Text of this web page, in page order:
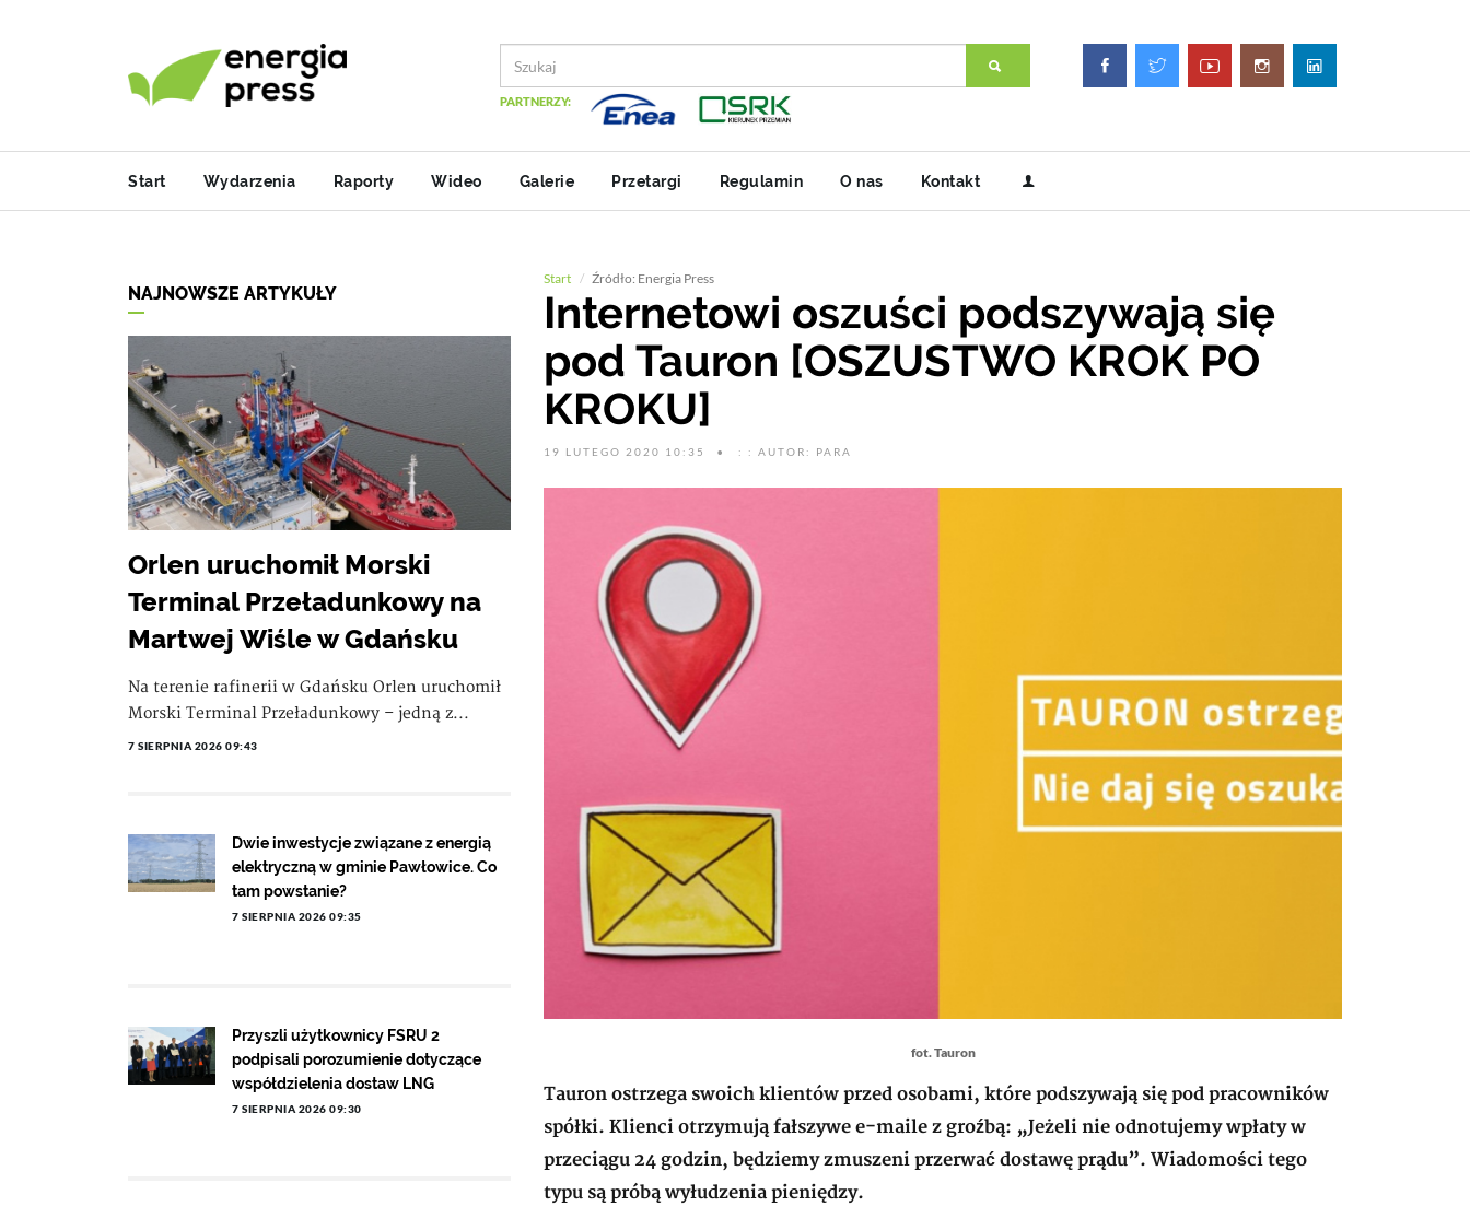
PARTNERZY:
Start Wydarzenia Raporty Wideo Galerie Przetargi Regulamin O nas Kontakt
Start Źródło: Energia Press
Internetowi oszuści podszywają się
pod Tauron [OSZUSTWO KROK PO
KROKU]
19 LUTEGO 2020 10:35 : : AUTOR: PARA
fot. Tauron
Tauron ostrzega swoich klientów przed osobami, które podszywają się pod pracowników
spółki. Klienci otrzymują fałszywe e-maile z groźbą: „Jeżeli nie odnotujemy wpłaty w
przeciągu 24 godzin, będziemy zmuszeni przerwać dostawę prądu”. Wiadomości tego
typu są próbą wyłudzenia pieniędzy.
NAJNOWSZE ARTYKUŁY
Orlen uruchomił Morski
Terminal Przeładunkowy na
Martwej Wiśle w Gdańsku
Na terenie rafinerii w Gdańsku Orlen uruchomił
Morski Terminal Przeładunkowy – jedną z...
7 SIERPNIA 2026 09:43
Dwie inwestycje związane z energią
elektryczną w gminie Pawłowice. Co
tam powstanie?
7 SIERPNIA 2026 09:35
Przyszli użytkownicy FSRU 2
podpisali porozumienie dotyczące
współdzielenia dostaw LNG
7 SIERPNIA 2026 09:30